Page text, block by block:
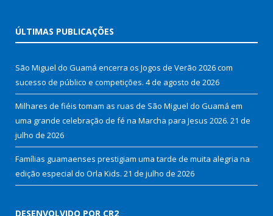
ÚLTIMAS PUBLICAÇÕES
São Miguel do Guamá encerra os Jogos de Verão 2026 com
sucesso de público e competições. 4 de agosto de 2026
Milhares de fiéis tomam as ruas de São Miguel do Guamá em
uma grande celebração de fé na Marcha para Jesus 2026. 21 de
julho de 2026
Famílias guamaenses prestigiam uma tarde de muita alegria na
edição especial do Orla Kids. 21 de julho de 2026
DESENVOLVIDO POR CR2